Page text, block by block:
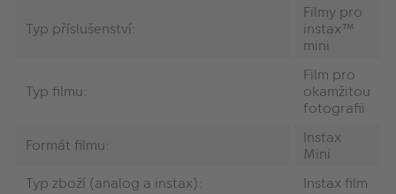
Typ příslušenství:
Filmy pro
instax™
mini
Typ filmu:
Film pro
okamžitou
fotografii
Formát filmu:
Instax
Mini
Typ zboží (analog a instax):
Instax film